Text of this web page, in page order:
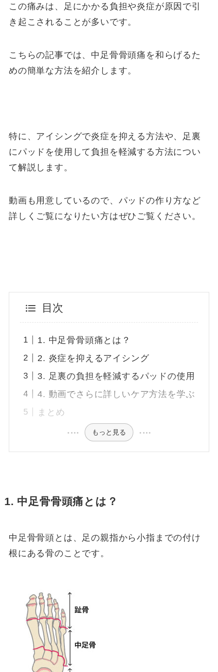
この痛みは、足にかかる負担や炎症が原因で引
き起こされることが多いです。
こちらの記事では、中足骨骨頭痛を和らげるた
めの簡単な方法を紹介します。
特に、アイシングで炎症を抑える方法や、足裏
にパッドを使用して負担を軽減する方法につい
て解説します。
動画も用意しているので、パッドの作り方など
詳しくご覧になりたい方はぜひご覧ください。
目次
1. 中足骨骨頭痛とは？
2. 炎症を抑えるアイシング
3. 足裏の負担を軽減するパッドの使用
4. 動画でさらに詳しいケア方法を学ぶ
まとめ
もっと見る
1. 中足骨骨頭痛とは？
中足骨骨頭とは、足の親指から小指までの付け
根にある骨のことです。